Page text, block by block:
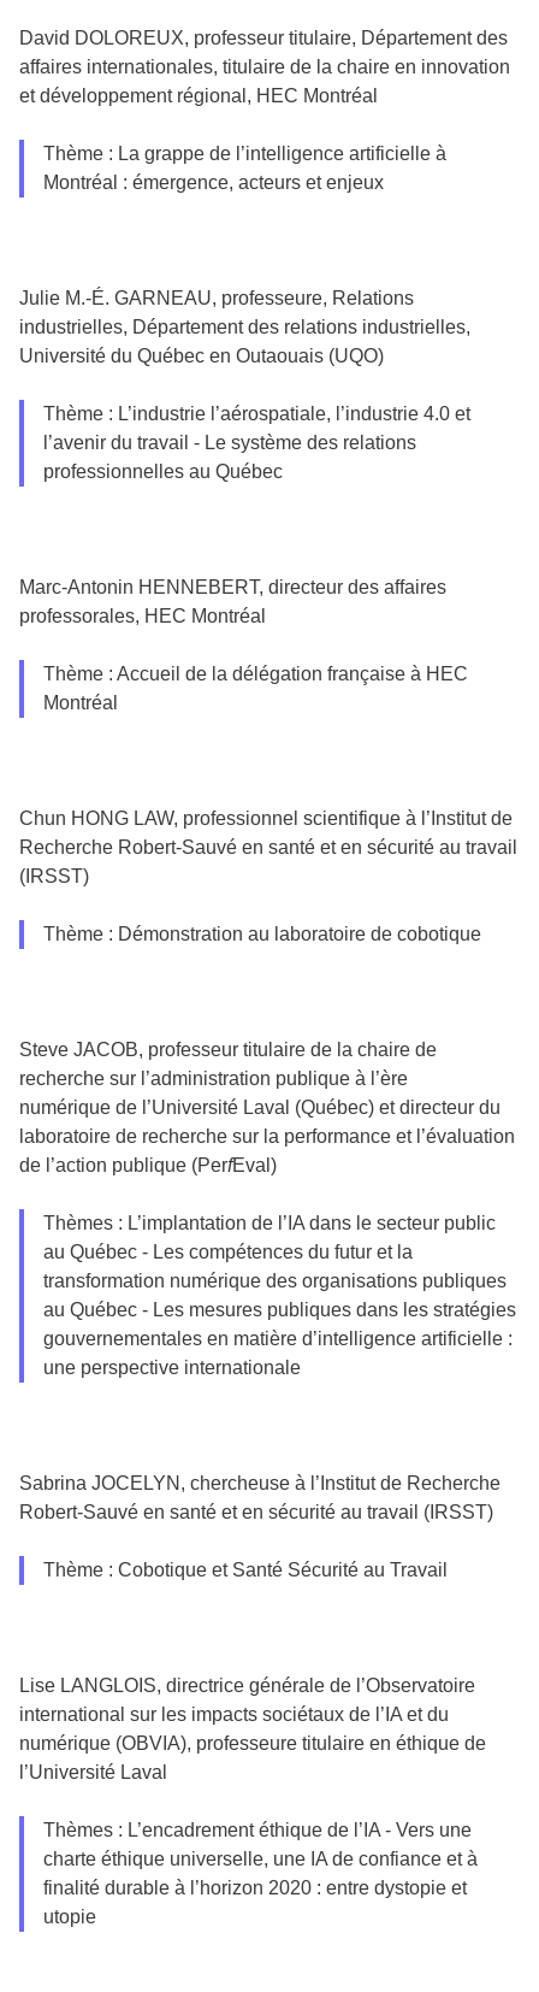
David DOLOREUX, professeur titulaire, Département des
affaires internationales, titulaire de la chaire en innovation
et développement régional, HEC Montréal
Thème : La grappe de l’intelligence artificielle à
Montréal : émergence, acteurs et enjeux
Julie M.-É. GARNEAU, professeure, Relations
industrielles, Département des relations industrielles,
Université du Québec en Outaouais (UQO)
Thème : L’industrie l’aérospatiale, l’industrie 4.0 et
l’avenir du travail - Le système des relations
professionnelles au Québec
Marc-Antonin HENNEBERT, directeur des affaires
professorales, HEC Montréal
Thème : Accueil de la délégation française à HEC
Montréal
Chun HONG LAW, professionnel scientifique à l’Institut de
Recherche Robert-Sauvé en santé et en sécurité au travail
(IRSST)
Thème : Démonstration au laboratoire de cobotique
Steve JACOB, professeur titulaire de la chaire de
recherche sur l’administration publique à l’ère
numérique de l’Université Laval (Québec) et directeur du
laboratoire de recherche sur la performance et l’évaluation
de l’action publique (PerfEval)
Thèmes : L’implantation de l’IA dans le secteur public
au Québec - Les compétences du futur et la
transformation numérique des organisations publiques
au Québec - Les mesures publiques dans les stratégies
gouvernementales en matière d’intelligence artificielle :
une perspective internationale
Sabrina JOCELYN, chercheuse à l’Institut de Recherche
Robert-Sauvé en santé et en sécurité au travail (IRSST)
Thème : Cobotique et Santé Sécurité au Travail
Lise LANGLOIS, directrice générale de l’Observatoire
international sur les impacts sociétaux de l’IA et du
numérique (OBVIA), professeure titulaire en éthique de
l’Université Laval
Thèmes : L’encadrement éthique de l’IA - Vers une
charte éthique universelle, une IA de confiance et à
finalité durable à l’horizon 2020 : entre dystopie et
utopie